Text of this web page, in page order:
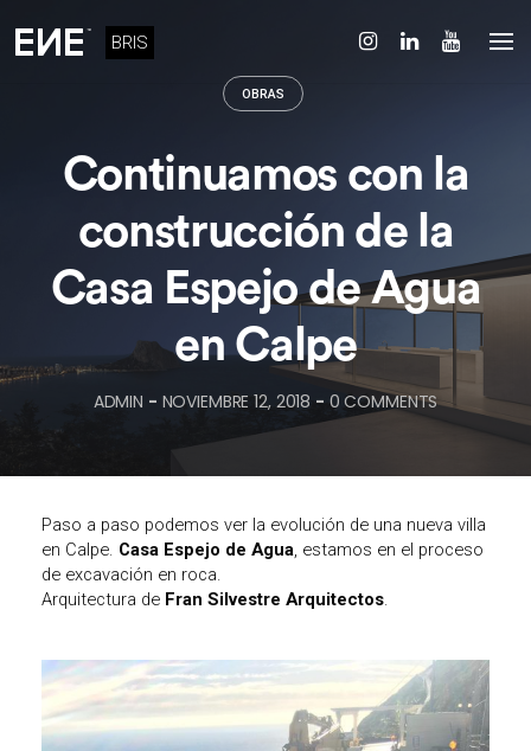
content
BRIS
OBRAS
Continuamos con la
construcción de la
Casa Espejo de Agua
en Calpe
ADMIN - NOVIEMBRE 12, 2018 - 0 COMMENTS
Paso a paso podemos ver la evolución de una nueva villa
en Calpe. Casa Espejo de Agua, estamos en el proceso
de excavación en roca.
Arquitectura de Fran Silvestre Arquitectos.